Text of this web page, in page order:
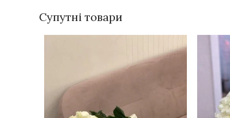
Супутні товари